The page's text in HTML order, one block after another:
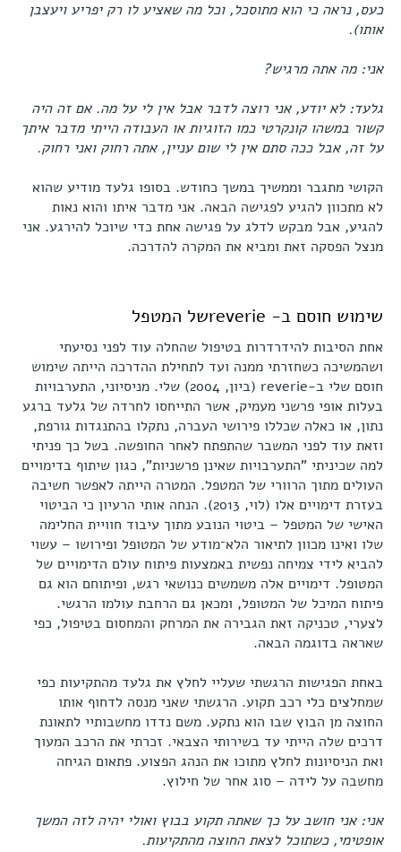
כעס, נראה כי הוא מתוסכל, וכל מה שאציע לו רק יפריע ויעצבן
אותו).
אני: מה אתה מרגיש?
גלעד: לא יודע, אני רוצה לדבר אבל אין לי על מה. אם זה היה
קשור במשהו קונקרטי כמו הזוגיות או העבודה הייתי מדבר איתך
על זה, אבל ככה סתם אין לי שום עניין, אתה רחוק ואני רחוק.
הקושי מתגבר וממשיך במשך כחודש. בסופו גלעד מודיע שהוא
לא מתכוון להגיע לפגישה הבאה. אני מדבר איתו והוא נאות
להגיע, אבל מבקש לדלג על פגישה אחת כדי שיוכל להירגע. אני
מנצל הפסקה זאת ומביא את המקרה להדרכה.
שימוש חוסם ב- reverieשל המטפל
אחת הסיבות להידרדרות בטיפול שהחלה עוד לפני נסיעתי
ושהמשיכה כשחזרתי ממנה ועד לתחילת ההדרכה הייתה שימוש
חוסם שלי ב-reverie (ביון, 2004) שלי. מניסיוני, התערבויות
בעלות אופי פרשני מעמיק, אשר התייחסו לחרדה של גלעד ברגע
נתון, או כאלה שכללו פירושי העברה, נתקלו בהתנגדות גורפת,
וזאת עוד לפני המשבר שהתפתח לאחר החופשה. בשל כך פניתי
למה שכיניתי "התערבויות שאינן פרשניות", כגון שיתוף בדימויים
העולים מתוך הרוורי של המטפל. המטרה הייתה לאפשר חשיבה
בעזרת דימויים אלו (לוי, 2013). הנחה אותי הרעיון כי הביטוי
האישי של המטפל – ביטוי הנובע מתוך עיבוד חוויית החלימה
שלו ואינו מכוון לתיאור הלא־מודע של המטופל ופירושו – עשוי
להביא לידי צמיחה נפשית באמצעות פיתוח עולם הדימויים של
המטופל. דימויים אלה משמשים כנושאי רגש, ופיתוחם הוא גם
פיתוח המיכל של המטופל, ומכאן גם הרחבת עולמו הרגשי.
לצערי, טכניקה זאת הגבירה את המרחק והמחסום בטיפול, כפי
שאראה בדוגמה הבאה.
באחת הפגישות הרגשתי שעליי לחלץ את גלעד מהתקיעות כפי
שמחלצים כלי רכב תקוע. הרגשתי שאני מנסה לדחוף אותו
החוצה מן הבוץ שבו הוא נתקע. משם נדדו מחשבותיי לתאונת
דרכים שלה הייתי עד בשירותי הצבאי. זכרתי את הרכב המעוך
ואת הניסיונות לחלץ מתוכו את הנהג הפצוע. פתאום הגיחה
מחשבה על לידה – סוג אחר של חילוץ.
אני: אני חושב על כך שאתה תקוע בבוץ ואולי יהיה לזה המשך
אופטימי, כשתוכל לצאת החוצה מהתקיעות.